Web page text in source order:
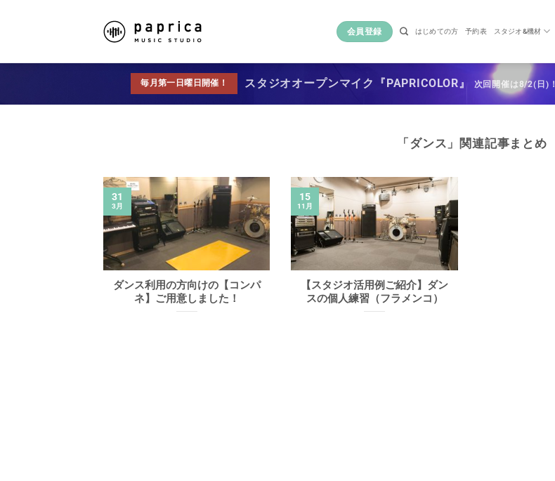
会員登録 はじめての方 予約表 スタジオ&機材
毎月第一日曜日開催！ スタジオオープンマイク『PAPRICOLOR』 次回開催は8/2(日)！
「 ダンス 」関連記事まとめ
ダンス利用の方向けの【コンパ
ネ】ご用意しました！
31
3月
【スタジオ活用例ご紹介】ダン
スの個人練習（フラメンコ）
15
11月